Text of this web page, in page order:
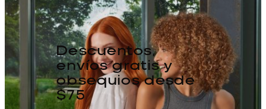
Descuentos,
envíos gratis y
obsequios desde
$75